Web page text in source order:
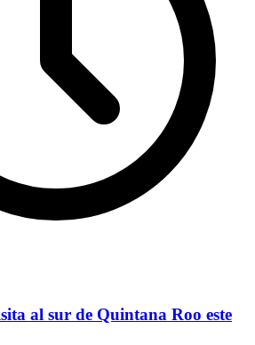
al sur de Quintana Roo este